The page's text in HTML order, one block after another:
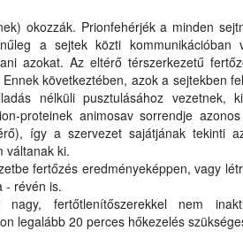
okozzák. Prionfehérjék a minden
a sejtek közti kommunikációban
azokat. Az eltérő térszerkezetű
következtében, azok a sejtekben
nélküli pusztulásához vezetnek,
proteinek animosav sorrendje
így a szervezet sajátjának tekinti
váltanak ki.
fertőzés eredményeképpen, vagy
- révén is.
fertőtlenítőszerekkel nem
legalább 20 perces hőkezelés